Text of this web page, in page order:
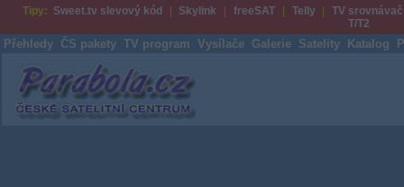
Tipy: Sweet.tv slevový kód Skylink freeSAT Telly
TV srovnávač
T/T2
Přehledy ČS pakety TV program Vysílače Galerie Satelity Katalog
Parabola.cz